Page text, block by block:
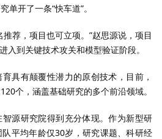
单开了一条“快车道”。
荐，项目也可立项。”赵思源说，项目
入到关键技术攻关和模型验证阶段。
具有颠覆性潜力的原创技术，目前，
个，涵盖基础研究的多个前沿领域。
源研究院得到充分体现。作为新型研
平均年龄仅30岁，研究课题、科研经